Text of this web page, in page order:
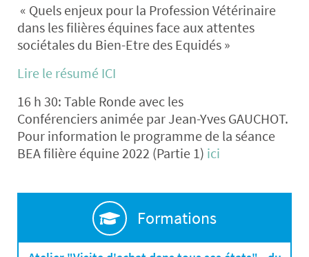
« Quels enjeux pour la Profession Vétérinaire
dans les filières équines face aux attentes
sociétales du Bien-Etre des Equidés »
Lire le résumé ICI
16 h 30: Table Ronde avec les
Conférenciers animée par Jean-Yves GAUCHOT.
Pour information le programme de la séance
BEA filière équine 2022 (Partie 1) ici
Formations